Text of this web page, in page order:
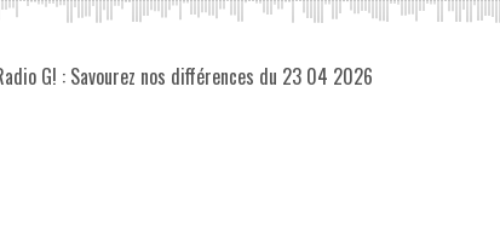
G! : Savourez nos différences du 23 04 2026